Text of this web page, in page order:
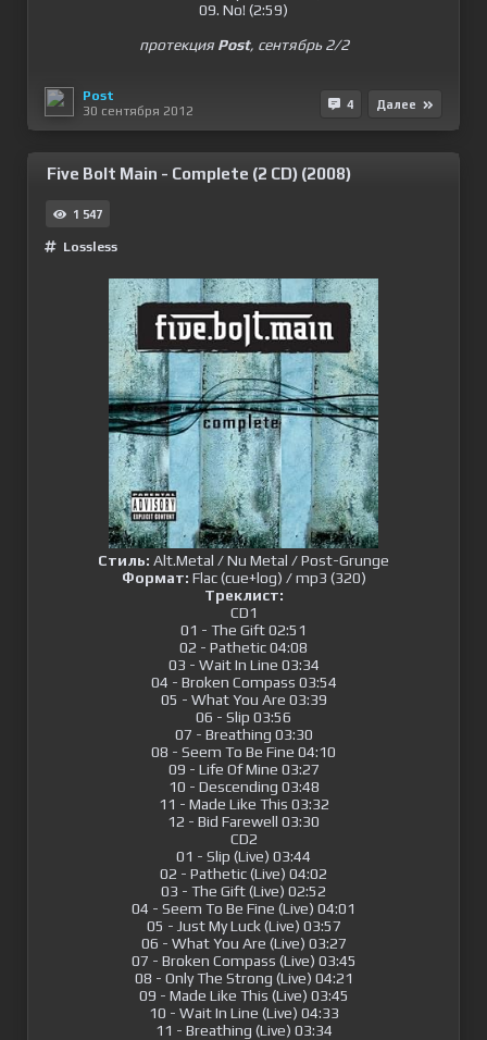
09. No! (2:59)
протекция Post, сентябрь 2/2
Post
30 сентября 2012
4 Далее
Five Bolt Main - Complete (2 CD) (2008)
1 547
Lossless
Стиль: Alt.Metal / Nu Metal / Post-Grunge
Формат: Flac (cue+log) / mp3 (320)
Треклист:
CD1
01 - The Gift 02:51
02 - Pathetic 04:08
03 - Wait In Line 03:34
04 - Broken Compass 03:54
05 - What You Are 03:39
06 - Slip 03:56
07 - Breathing 03:30
08 - Seem To Be Fine 04:10
09 - Life Of Mine 03:27
10 - Descending 03:48
11 - Made Like This 03:32
12 - Bid Farewell 03:30
CD2
01 - Slip (Live) 03:44
02 - Pathetic (Live) 04:02
03 - The Gift (Live) 02:52
04 - Seem To Be Fine (Live) 04:01
05 - Just My Luck (Live) 03:57
06 - What You Are (Live) 03:27
07 - Broken Compass (Live) 03:45
08 - Only The Strong (Live) 04:21
09 - Made Like This (Live) 03:45
10 - Wait In Line (Live) 04:33
11 - Breathing (Live) 03:34